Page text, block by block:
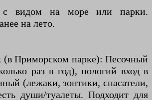
видом на море или парки.
на лето.
(в Приморском парке): Песочный
раз в год), пологий вход в
(лежаки, зонтики, спасатели,
души/туалеты. Подходит для